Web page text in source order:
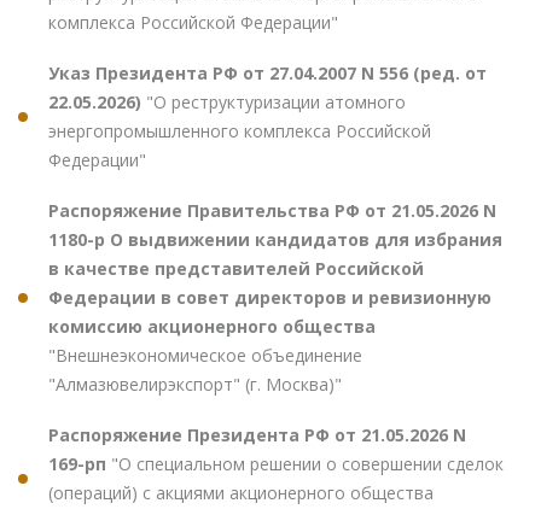
комплекса Российской Федерации"
Указ Президента РФ от 27.04.2007 N 556 (ред. от
22.05.2026) "О реструктуризации атомного
энергопромышленного комплекса Российской
Федерации"
Распоряжение Правительства РФ от 21.05.2026 N
1180-р О выдвижении кандидатов для избрания
в качестве представителей Российской
Федерации в совет директоров и ревизионную
комиссию акционерного общества
"Внешнеэкономическое объединение
"Алмазювелирэкспорт" (г. Москва)"
Распоряжение Президента РФ от 21.05.2026 N
169-рп "О специальном решении о совершении сделок
(операций) с акциями акционерного общества